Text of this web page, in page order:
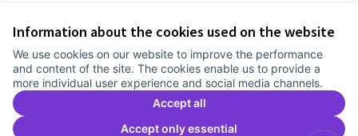
Information about the cookies used on the website
We use cookies on our website to improve the performance
and content of the site. The cookies enable us to provide a
more individual user experience and social media channels.
Accept all
Accept only essential
Cookie settings
Comunitat Canòdrom at Facebook
(External link)
Comunitat Canòdrom at Instagram
(External link)
Comunitat Canòdrom at YouTube
(External link)
English
Triar la llengua Elegir el idiomaChoose language